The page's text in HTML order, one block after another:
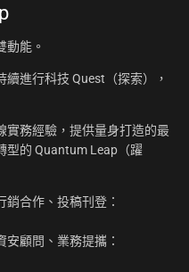
動能。
進行科技 Quest（探索），
實務經驗，提供量身打造的最
型的 Quantum Leap（躍
合作、投稿刊登：
顧問、業務提攜：